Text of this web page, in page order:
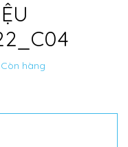
Còn hàng